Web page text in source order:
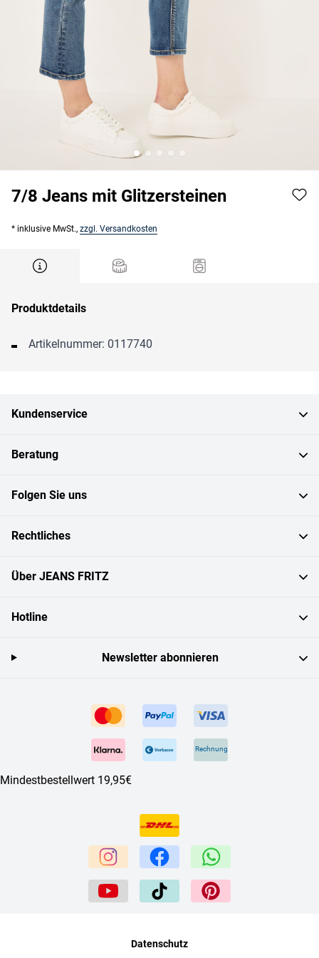
7/8 Jeans mit Glitzersteinen
* inklusive MwSt., zzgl. Versandkosten
Produktdetails
Artikelnummer: 0117740
Kundenservice
Beratung
Folgen Sie uns
Rechtliches
Über JEANS FRITZ
Hotline
Rechnung
Mindestbestellwert 19,95€
Newsletter abonnieren
Datenschutz